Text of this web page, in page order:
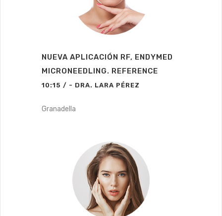
NUEVA APLICACIÓN RF, ENDYMED
MICRONEEDLING. REFERENCE
10:15 / - DRA. LARA PÉREZ
Granadella